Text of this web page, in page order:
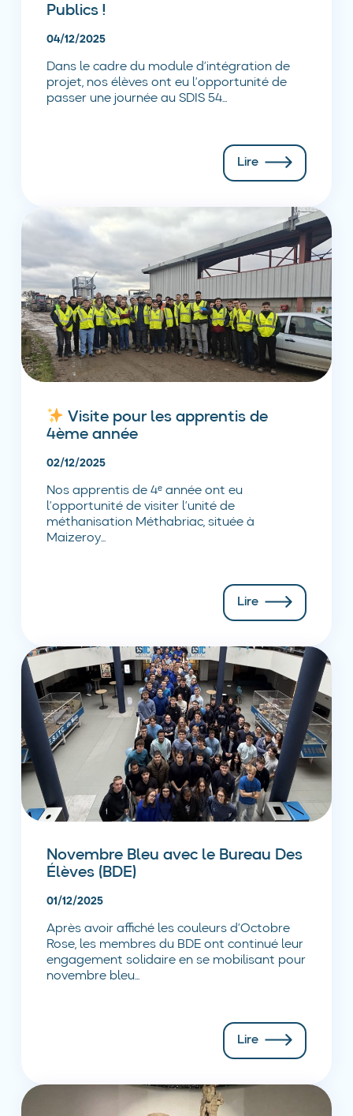
Publics !
04/12/2025
Dans le cadre du module d’intégration de
projet, nos élèves ont eu l’opportunité de
passer une journée au SDIS 54...
Lire
Visite pour les apprentis de
4ème année
02/12/2025
Nos apprentis de 4ᵉ année ont eu
l’opportunité de visiter l’unité de
méthanisation Méthabriac, située à
Maizeroy...
Lire
Novembre Bleu avec le Bureau Des
Élèves (BDE)
01/12/2025
Après avoir affiché les couleurs d’Octobre
Rose, les membres du BDE ont continué leur
engagement solidaire en se mobilisant pour
novembre bleu...
Lire